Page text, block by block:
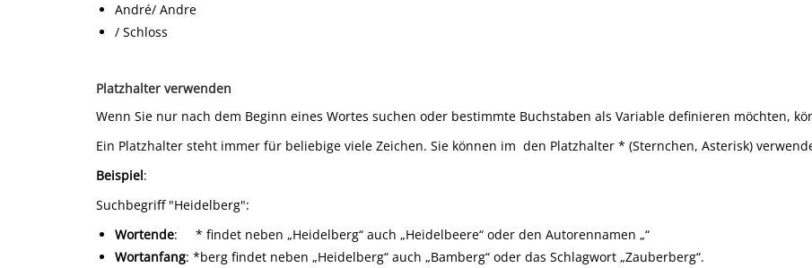
André/ Andre
/ Schloss
Platzhalter verwenden
Wenn Sie nur nach dem Beginn eines Wortes suchen oder bestimmte Buchstaben als Variable definieren möchten,
Ein Platzhalter steht immer für beliebige viele Zeichen. Sie können im den Platzhalter * (Sternchen, Asterisk)
Beispiel:
Suchbegriff "Heidelberg":
Wortende: * findet neben „Heidelberg“ auch „Heidelbeere“ oder den Autorennamen „“
Wortanfang: *berg findet neben „Heidelberg“ auch „Bamberg“ oder das Schlagwort „Zauberberg“.